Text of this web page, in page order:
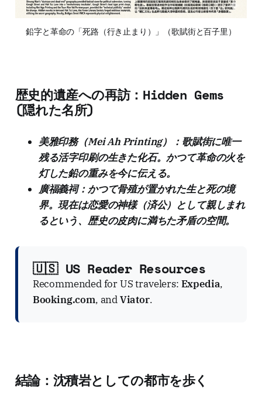
鉛字と革命の「死路（行き止まり）」（歌賦街と百子里）
歴史的遺産への再訪：Hidden Gems
(隠れた名所)
美雅印務（Mei Ah Printing）：歌賦街に唯一
残る活字印刷の生きた化石。かつて革命の火を
灯した鉛の重みを今に伝える。
廣福義祠：かつて骨殖が置かれた生と死の境
界。現在は恋愛の神様（済公）として親しまれ
るという、歴史の皮肉に満ちた矛盾の空間。
🇺🇸 US Reader Resources
Recommended for US travelers: Expedia,
Booking.com, andViator.
結論：沈積岩としての都市を歩く